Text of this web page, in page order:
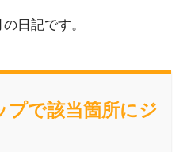
日記です。
プで該当箇所にジ